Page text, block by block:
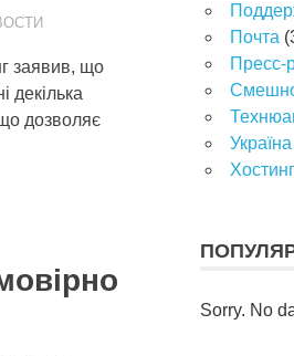
заявив, що
декілька
дозволяє
Почта
Пресс-
Україна
Хостинг
Sorry. No